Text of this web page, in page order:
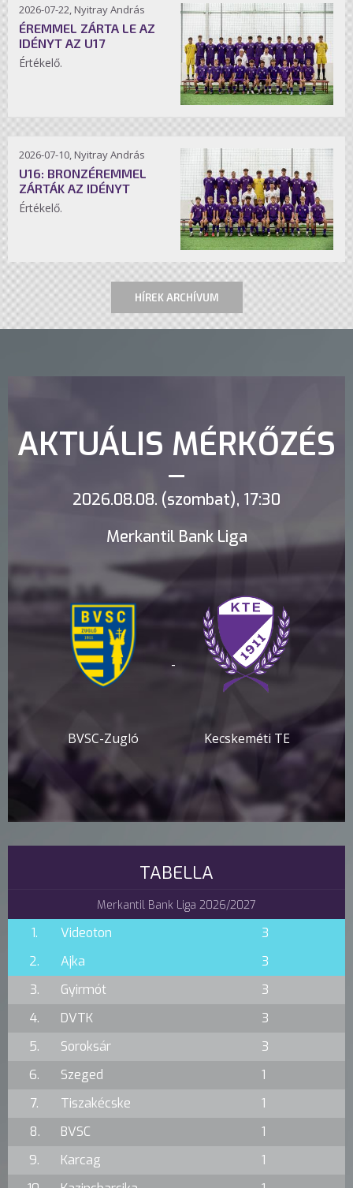
2026-07-22, Nyitray András
ÉREMMEL ZÁRTA LE AZ
IDÉNYT AZ U17
Értékelő.
2026-07-10, Nyitray András
U16: BRONZÉREMMEL
ZÁRTÁK AZ IDÉNYT
Értékelő.
HÍREK ARCHÍVUM
AKTUÁLIS MÉRKŐZÉS
2026.08.08. (szombat), 17:30
Merkantil Bank Liga
BVSC-Zugló
-
Kecskeméti TE
TABELLA
Merkantil Bank Liga 2026/2027
1. Videoton
3
2.
Ajka
3
3.
Gyirmót
3
4.
DVTK
3
5.
Soroksár
3
6.
Szeged
1
7.
Tiszakécske
1
8.
BVSC
1
9.
Karcag
1